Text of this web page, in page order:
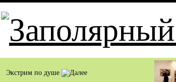
Экстрим по душе